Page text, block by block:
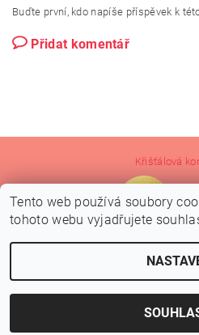
Buďte první, kdo napíše příspěvek k
Přidat komentář
Křišťálová
2026 © Crystal Grid Design,
Vytvořil
Tento web používá soubory
tohoto webu vyjadřujete